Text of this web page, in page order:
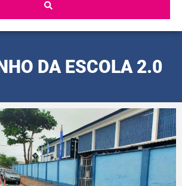
DA ESCOLA 2.0